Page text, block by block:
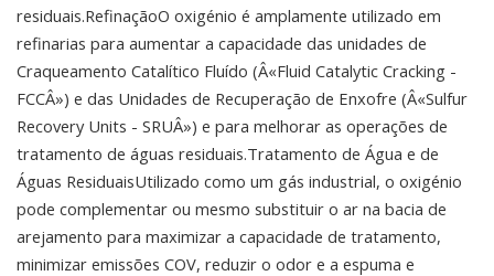
residuais.RefinaçãoO oxigénio é amplamente utilizado em
refinarias para aumentar a capacidade das unidades de
Craqueamento Catalítico Fluído (Â«Fluid Catalytic Cracking -
FCCÂ») e das Unidades de Recuperação de Enxofre (Â«Sulfur
Recovery Units - SRUÂ») e para melhorar as operações de
tratamento de águas residuais.Tratamento de Água e de
Águas ResiduaisUtilizado como um gás industrial, o oxigénio
pode complementar ou mesmo substituir o ar na bacia de
arejamento para maximizar a capacidade de tratamento,
minimizar emissões COV, reduzir o odor e a espuma e